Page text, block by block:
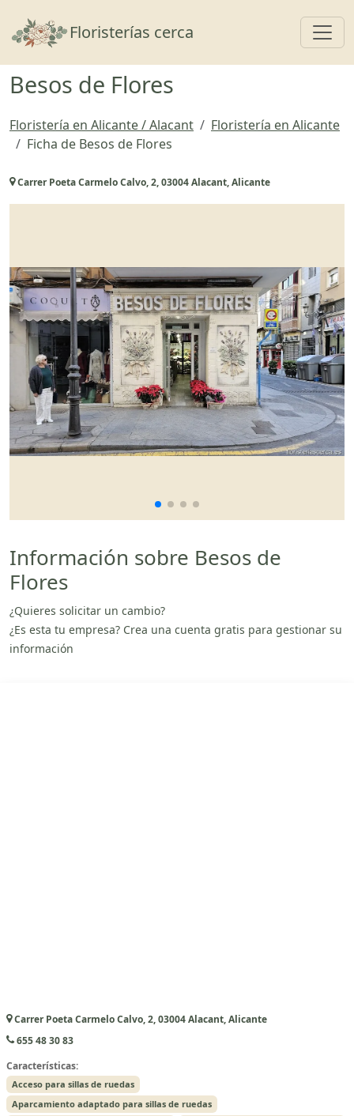
Floristerías cerca
Besos de Flores
Floristería en Alicante / Alacant
Floristería en Alicante
Ficha de Besos de Flores
Carrer Poeta Carmelo Calvo, 2, 03004 Alacant, Alicante
Información sobre Besos de
Flores
¿Quieres solicitar un cambio?
¿Es esta tu empresa? Crea una cuenta gratis para gestionar su
información
Carrer Poeta Carmelo Calvo, 2, 03004 Alacant, Alicante
655 48 30 83
Características:
Acceso para sillas de ruedas
Aparcamiento adaptado para sillas de ruedas